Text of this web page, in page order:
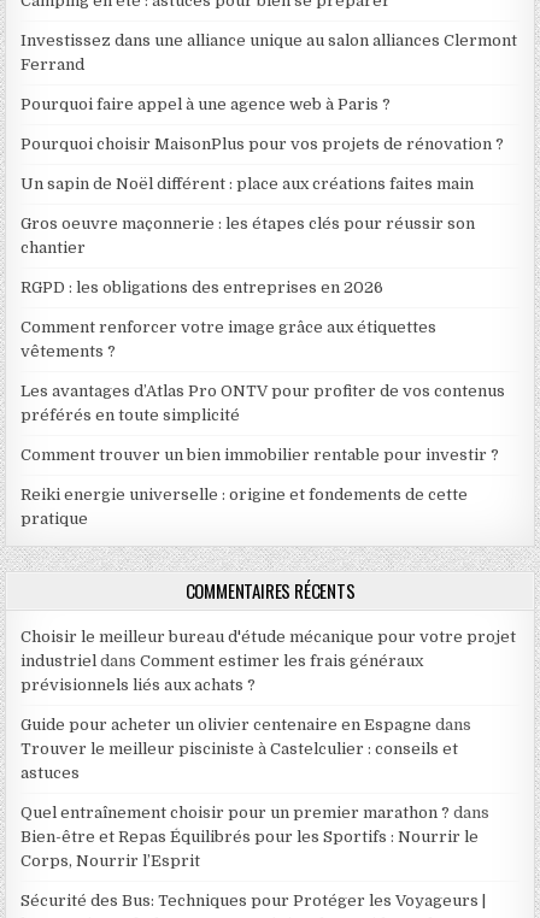
Investissez dans une alliance unique au salon alliances Clermont
Ferrand
Pourquoi faire appel à une agence web à Paris ?
Pourquoi choisir MaisonPlus pour vos projets de rénovation ?
Un sapin de Noël différent : place aux créations faites main
Gros oeuvre maçonnerie : les étapes clés pour réussir son
chantier
RGPD : les obligations des entreprises en 2026
Comment renforcer votre image grâce aux étiquettes
vêtements ?
Les avantages d’Atlas Pro ONTV pour profiter de vos contenus
préférés en toute simplicité
Comment trouver un bien immobilier rentable pour investir ?
Reiki energie universelle : origine et fondements de cette
pratique
COMMENTAIRES RÉCENTS
Choisir le meilleur bureau d'étude mécanique pour votre projet
industriel dansComment estimer les frais généraux
prévisionnels liés aux achats ?
Guide pour acheter un olivier centenaire en Espagne dans
Trouver le meilleur pisciniste à Castelculier : conseils et
astuces
Quel entraînement choisir pour un premier marathon ? dans
Bien-être et Repas Équilibrés pour les Sportifs : Nourrir le
Corps, Nourrir l’Esprit
Sécurité des Bus: Techniques pour Protéger les Voyageurs |